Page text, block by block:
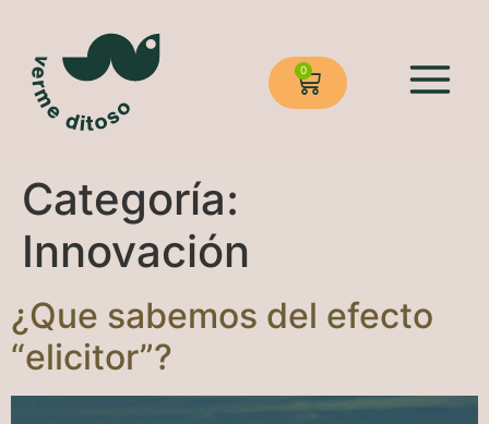
0
Categoría:
Innovación
¿Que sabemos del efecto
“elicitor”?